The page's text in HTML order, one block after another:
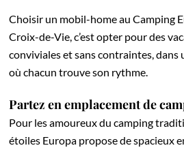
Choisir un mobil-home au Camping
Croix-de-Vie, c’est opter pour des
conviviales et sans contraintes, dans
où chacun trouve son rythme.
Partez en emplacement de
Pour les amoureux du camping
étoiles Europa propose de spacieux